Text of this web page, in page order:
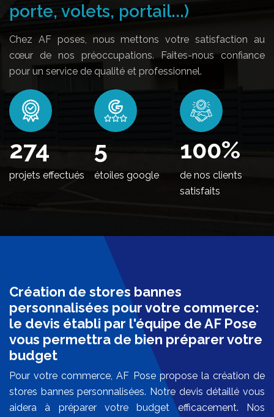
porte, volets, portail...)
Chez AF poses, nous mettons votre satisfaction au
cœur de nos préoccupations. Faites-nous confiance
pour un service de qualité et professionnel.
344
projets effectués
5
étoiles google
100%
de nos clients
satisfaits
Création de stores bannes
personnalisées pour votre commerce:
le devis établi par l'équipe de AF Pose
vous permettra de bien préparer votre
budget
Pour votre commerce, AF Pose propose la création de
stores bannes personnalisées. Notre devis détaillé vous
aidera à préparer votre budget efficacement. Nos